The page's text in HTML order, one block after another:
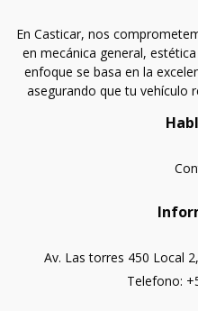
En Casticar, nos
en mecánica general,
enfoque se basa en la
asegurando que tu vehículo
Av. Las torres 450 Local
Telefono: